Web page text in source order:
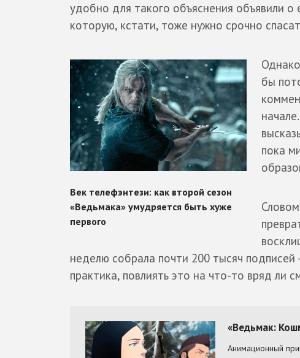
удобно для такого объяснения объявили
которую, кстати, тоже нужно срочно
бы
пока
неделю собрала почти 200 тысяч подписей
практика, повлиять это на что-то вряд ли